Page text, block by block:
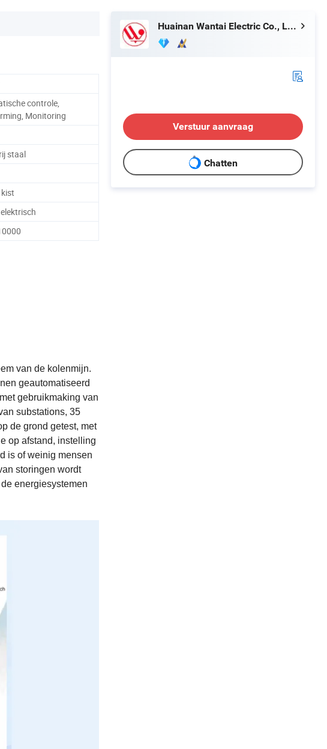
controle,
Monitoring
staal
van de kolenmijn.
geautomatiseerd
gebruikmaking van
substations, 35
de grond getest, met
op afstand, instelling
is of weinig mensen
storingen wordt
energiesystemen
Huainan Wantai Electric Co., Ltd.
Verstuur aanvraag
Chatten